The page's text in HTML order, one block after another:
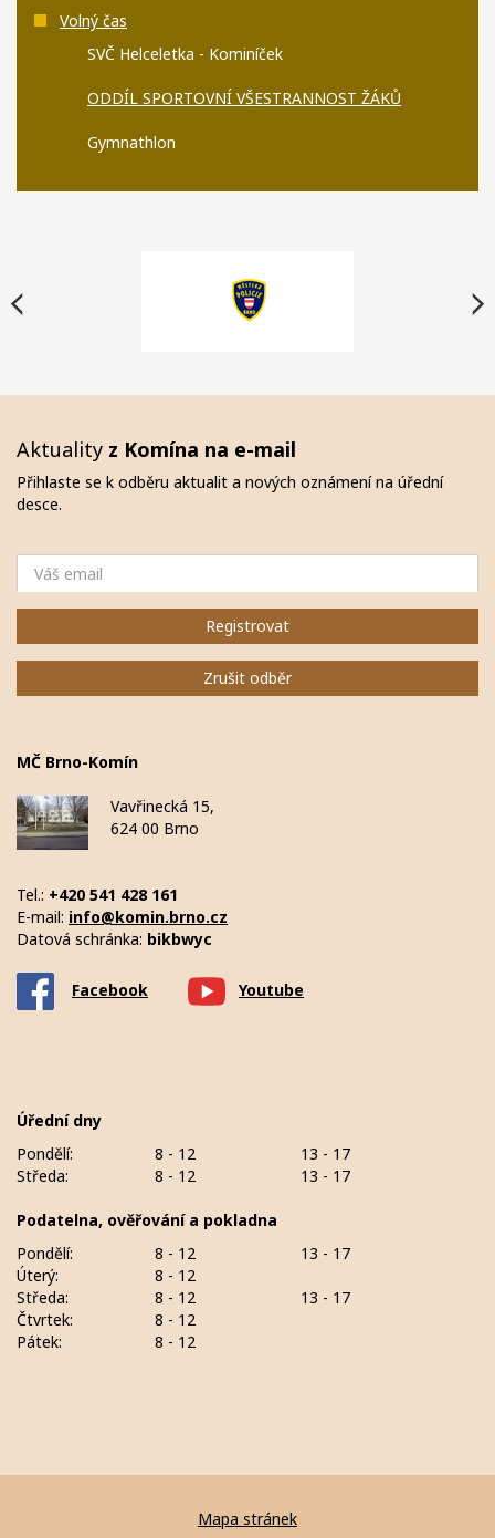
Volný čas
SVČ Helceletka - Kominíček
ODDÍL SPORTOVNÍ VŠESTRANNOST ŽÁKŮ
Gymnathlon
Aktuality z Komína na e-mail
Přihlaste se k odběru aktualit a nových oznámení na úřední
desce.
Registrovat
Zrušit odběr
MČ Brno-Komín
Vavřinecká 15,
624 00 Brno
Tel.: +420 541 428 161
E-mail: info@komin.brno.cz
Datová schránka: bikbwyc
Facebook Youtube
Úřední dny
Pondělí:
8 - 12
13 - 17
Středa:
8 - 12 13 - 17
Podatelna, ověřování a pokladna
Pondělí:
8 - 12
13 - 17
Úterý:
8 - 12
Středa:
8 - 12
13 - 17
Čtvrtek:
8 - 12
Pátek:
8 - 12
Mapa stránek